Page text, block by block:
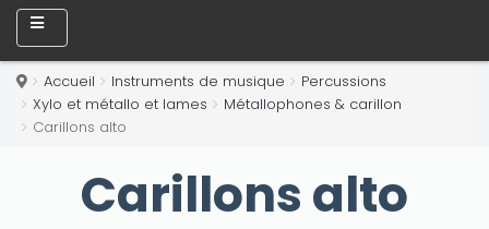
Accueil Instruments de musique
Percussions
Xylo et métallo et lames
Métallophones & carillon
Carillons alto
Carillons alto